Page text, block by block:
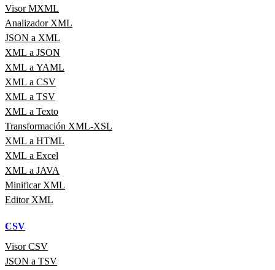
Visor MXML
Analizador XML
JSON a XML
XML a JSON
XML a YAML
XML a CSV
XML a TSV
XML a Texto
Transformación XML-XSL
XML a HTML
XML a Excel
XML a JAVA
Minificar XML
Editor XML
CSV
Visor CSV
JSON a TSV